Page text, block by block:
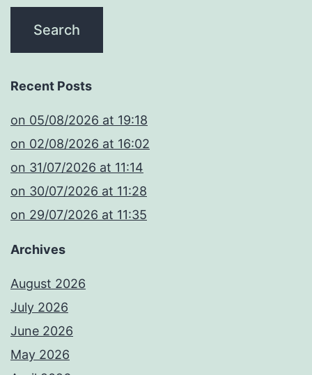
Recent Posts
​on 05/08/2026 at 19:18
​on 02/08/2026 at 16:02
​on 31/07/2026 at 11:14
​on 30/07/2026 at 11:28
​on 29/07/2026 at 11:35
Archives
August 2026
July 2026
June 2026
May 2026